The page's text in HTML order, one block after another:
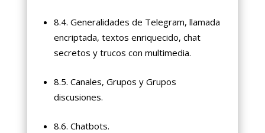
8.4. Generalidades de Telegram, llamada
encriptada, textos enriquecido, chat
secretos y trucos con multimedia.
8.5. Canales, Grupos y Grupos
discusiones.
8.6. Chatbots.